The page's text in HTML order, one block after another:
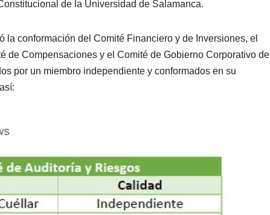
de la Universidad de Salamanca.
la conformación del Comité Financiero y de Inversiones, el
de Compensaciones y el Comité de Gobierno Corporativo de
por un miembro independiente y conformados en su